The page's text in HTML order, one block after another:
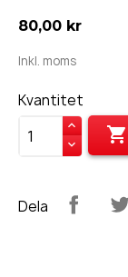
80,00 kr
Inkl. moms
Kvantitet

Dela